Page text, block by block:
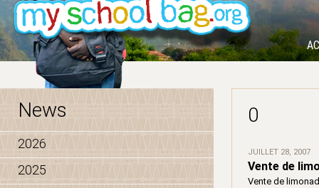
News
2026
2025
0
JUILLET 28, 2007
Vente de
Vente de